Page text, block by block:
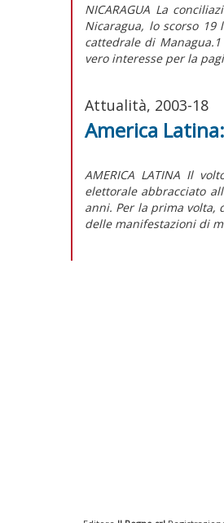
NICARAGUA La
Nicaragua, lo scorso
cattedrale di
vero interesse per la
Attualità, 2003-18
America
AMERICA LATINA Il
elettorale abbracciato
anni. Per la prima volta,
delle manifestazioni di